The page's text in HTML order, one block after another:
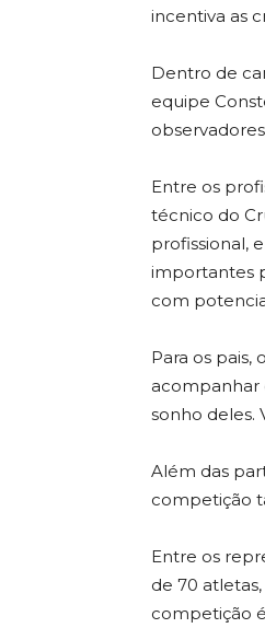
incentiva as
Dentro de
equipe
Entre os
técnico do
profissional,
importantes
com
Para os pais,
acompanhar
sonho deles.
Além das
competição
Entre os
de 70
competição